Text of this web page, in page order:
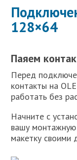
128×64
Паяем
Перед
контакты на
работать без
Начните с
вашу монтажную
макетку своими